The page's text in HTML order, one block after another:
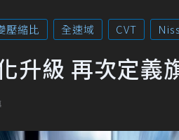
壓縮比 全速域 CVT
升級 再次定義